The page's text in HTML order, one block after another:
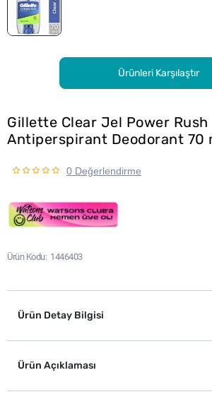
Ürünleri Karşılaştır
Gillette Clear Jel Power Rush
Antiperspirant Deodorant 70
0 Değerlendirme
Ürün Kodu 1446403
Ürün Detay Bilgisi
Ürün Açıklaması